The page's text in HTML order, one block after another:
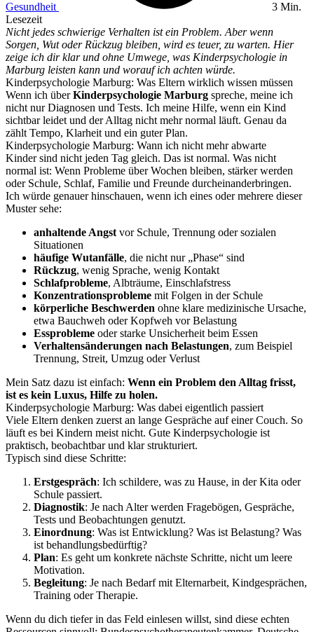
Gesundheit
3 Min.
Lesezeit
Nicht jedes schwierige Verhalten ist ein Problem. Aber wenn
Sorgen, Wut oder Rückzug bleiben, wird es teuer, zu warten. Hier
zeige ich dir klar und ohne Umwege, was Kinderpsychologie in
Marburg leisten kann und worauf ich achten würde.
Kinderpsychologie Marburg: Was Eltern wirklich wissen müssen
Wenn ich überKinderpsychologie Marburg spreche, meine ich
nicht nur Diagnosen und Tests. Ich meine Hilfe, wenn ein Kind
sichtbar leidet und der Alltag nicht mehr normal läuft. Genau da
zählt Tempo, Klarheit und ein guter Plan.
Kinderpsychologie Marburg: Wann ich nicht mehr abwarte
Kinder sind nicht jeden Tag gleich. Das ist normal. Was nicht
normal ist: Wenn Probleme über Wochen bleiben, stärker werden
oder Schule, Schlaf, Familie und Freunde durcheinanderbringen.
Ich würde genauer hinschauen, wenn ich eines oder mehrere dieser
Muster sehe:
anhaltende Angst vor Schule, Trennung oder sozialen
Situationen
häufige Wutanfälle, die nicht nur „Phase“ sind
Rückzug, wenig Sprache, wenig Kontakt
Schlafprobleme, Albträume, Einschlafstress
Konzentrationsprobleme mit Folgen in der Schule
körperliche Beschwerden ohne klare medizinische Ursache,
etwa Bauchweh oder Kopfweh vor Belastung
Essprobleme oder starke Unsicherheit beim Essen
Verhaltensänderungen nach Belastungen, zum Beispiel
Trennung, Streit, Umzug oder Verlust
Mein Satz dazu ist einfach: Wenn ein Problem den Alltag frisst,
ist es kein Luxus, Hilfe zu holen.
Kinderpsychologie Marburg: Was dabei eigentlich passiert
Viele Eltern denken zuerst an lange Gespräche auf einer Couch. So
läuft es bei Kindern meist nicht. Gute Kinderpsychologie ist
praktisch, beobachtbar und klar strukturiert.
Typisch sind diese Schritte:
Erstgespräch: Ich schildere, was zu Hause, in der Kita oder
Schule passiert.
Diagnostik: Je nach Alter werden Fragebögen, Gespräche,
Tests und Beobachtungen genutzt.
Einordnung: Was ist Entwicklung? Was ist Belastung? Was
ist behandlungsbedürftig?
Plan: Es geht um konkrete nächste Schritte, nicht um leere
Motivation.
Begleitung: Je nach Bedarf mit Elternarbeit, Kindgesprächen,
Training oder Therapie.
Wenn du dich tiefer in das Feld einlesen willst, sind diese echten